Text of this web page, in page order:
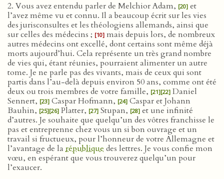
2. Vous avez entendu parler de Melchior Adam, [20] et
l’avez même vu et connu. Il a beaucoup écrit sur les vies
des jurisconsultes et les théologiens allemands, ainsi que
sur celles des médecins ; [10] mais depuis lors, de nombreux
autres médecins ont excellé, dont certains sont même déjà
morts aujourd’hui. Cela représente un très grand nombre
de vies qui, étant réunies, pourraient alimenter un autre
tome. Je ne parle pas des vivants, mais de ceux qui sont
partis dans l’au-delà depuis environ 50 ans, comme ont été
deux ou trois membres de votre famille, [21][22] Daniel
Sennert, [23] Caspar Hofmann, [24] Caspar et Johann
Bauhin, [25][26] Platter, [27] Stupan, [28] et une infinité
d’autres. Je souhaite que quelqu’un des vôtres franchisse le
pas et entreprenne chez vous un si bon ouvrage et un
travail si fructueux, pour l’honneur de votre Allemagne et
l’avantage de la république des lettres. Je vous confie mon
vœu, en espérant que vous trouverez quelqu’un pour
l’exaucer.